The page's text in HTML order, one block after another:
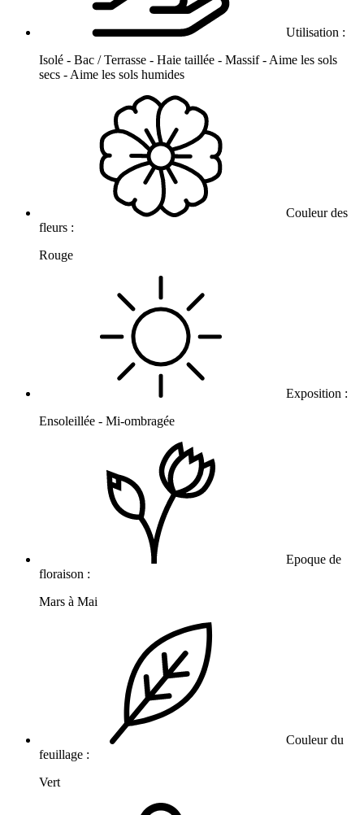
Utilisation :
Isolé - Bac / Terrasse - Haie taillée - Massif - Aime les sols
secs - Aime les sols humides
Couleur des
fleurs :
Rouge
Exposition :
Ensoleillée - Mi-ombragée
Epoque de
floraison :
Mars à Mai
Couleur du
feuillage :
Vert